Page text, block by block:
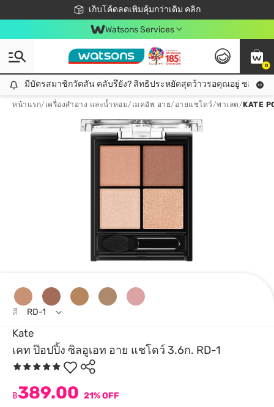
เก็บโค้ดลดเพิ่มคุ้มกว่าเดิม คลิก
ชอปออนไลน์ครั้งแรก ลดเพิ่มจุก ๆ 10%! 🎉
📦ส่งฟรี! เมื่อชอป 499฿
สมาชิกวัตสัน คลับดียังไง?
Watsons Services
0
มีบัตรสมาชิกวัตสัน คลับรึยัง? สิทธิประหยัดสุดว้าวรอคุณอยู่ ชอปคุ้มกว่าเดิม คลิก!
มีบัตรสมาชิกวัตสัน คลับรึยัง? สิทธิประหยัดสุดว้าวรอคุณอยู่ ชอปคุ้มก
หน้าแรก/ เครื่องสำอาง และน้ำหอม/ เมคอัพ อาย/ อายแชโดว์/พาเลต/KATE
Kate
เคท ป๊อปปิ้ง ซิลอูเอท อาย แชโดว์ 3.6ก. RD-1
฿389.00 21% OFF
สี RD-1